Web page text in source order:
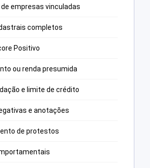
de empresas vinculadas
completos
Positivo
ou renda presumida
e limite de crédito
e anotações
de protestos